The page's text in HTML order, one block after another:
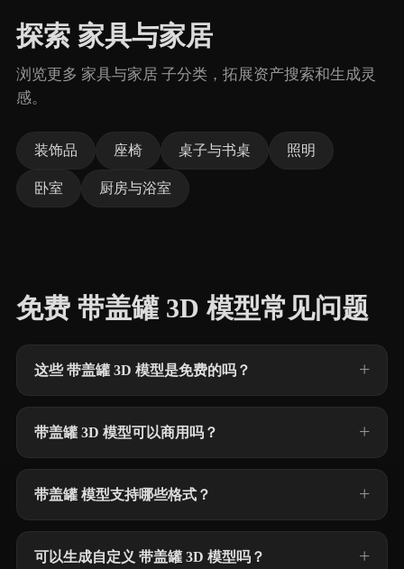
探索 家具与家居
浏览更多 家具与家居 子分类，拓展资产搜索和生成灵
感。
装饰品 座椅 桌子与书桌 照明
卧室 厨房与浴室
免费 带盖罐 3D 模型常见问题
这些 带盖罐 3D 模型是免费的吗？
带盖罐 3D 模型可以商用吗？
带盖罐 模型支持哪些格式？
可以生成自定义 带盖罐 3D 模型吗？